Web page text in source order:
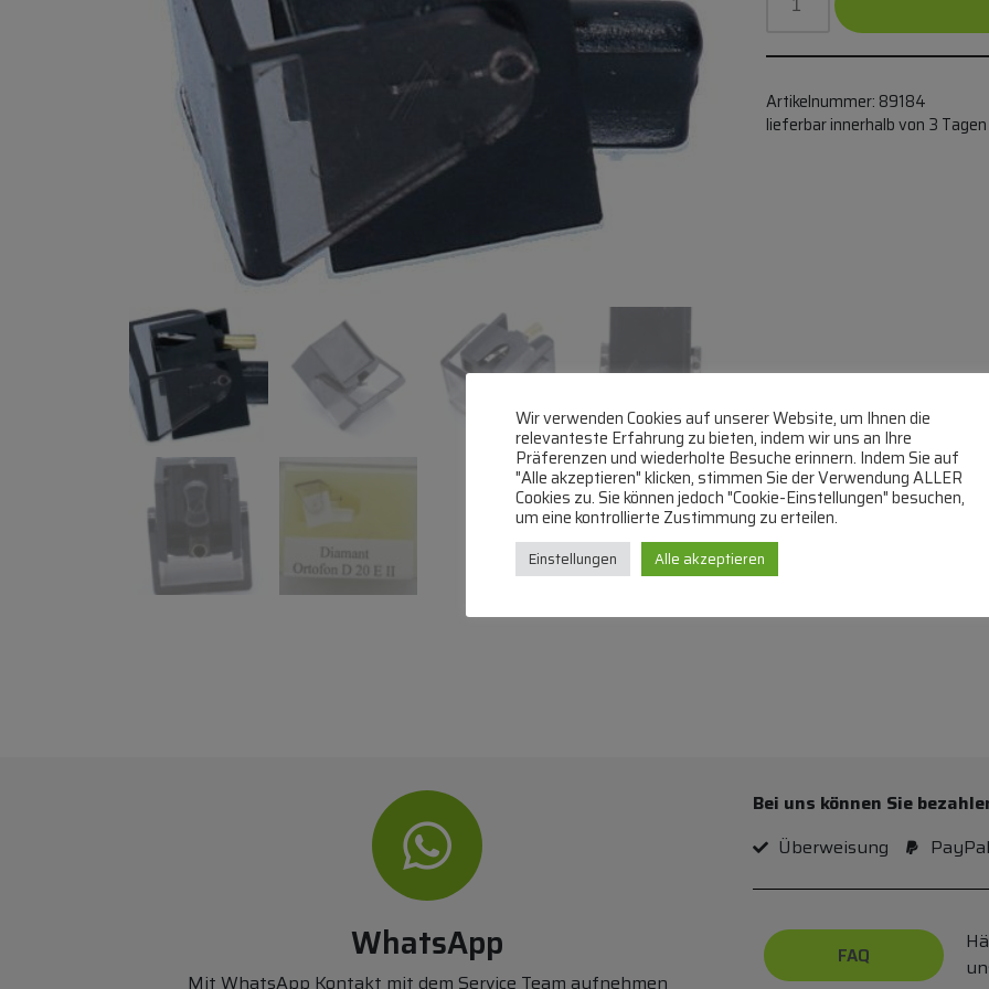
Artikelnummer: 89184
lieferbar innerhalb von 3 Tagen
WhatsApp
Mit WhatsApp Kontakt mit dem Service Team aufnehmen
Bei uns können Sie
Überweisung
PayPal
FAQ
Wir verwenden Cookies auf unserer Website, um Ihnen die
relevanteste Erfahrung zu bieten, indem wir uns an Ihre
Präferenzen und wiederholte Besuche erinnern. Indem Sie auf
"Alle akzeptieren" klicken, stimmen Sie der Verwendung ALLER
Cookies zu. Sie können jedoch "Cookie-Einstellungen" besuchen,
um eine kontrollierte Zustimmung zu erteilen.
Einstellungen Alle akzeptieren